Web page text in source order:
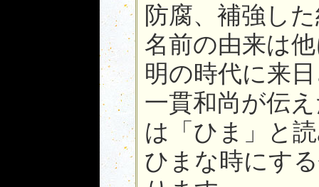
防腐、補強し
名前の由来は
明の時代に来
一貫和尚が伝
は「ひま」と
ひまな時にす